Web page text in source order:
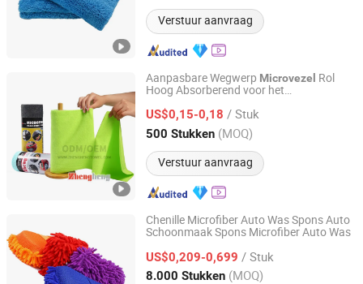
Verstuur aanvraag
Aanpasbare Wegwerp Microvezel Rol
Hoog Absorberend voor het
Keukens Warp Gebreide Stijl
US$0,15-0,18 / Stuk
500 Stukken (MOQ)
Verstuur aanvraag
Yuanshi County Zhengheng Textile Co., Ltd.
Hebei, China Sinds 2022
Chenille Microfiber Auto Was Spons Auto
Schoonmaak Spons Microfiber Auto Was
US$0,209-0,699 / Stuk
8.000 Stukken (MOQ)
Yuanshi County Zhengheng Textile Co., Ltd.
Hebei, China Sinds 2022